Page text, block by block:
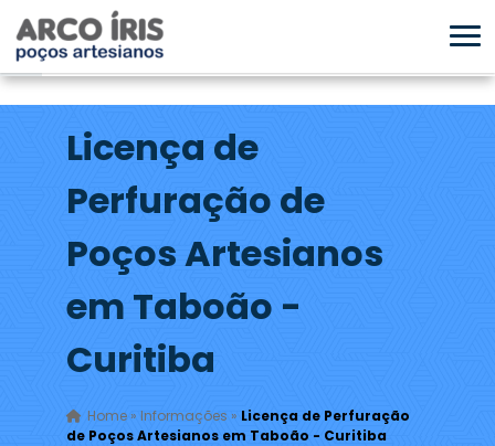
Licença de
Perfuração de
Poços Artesianos
em Taboão -
Curitiba
Home» Informações » Licença de Perfuração
de Poços Artesianos em Taboão - Curitiba